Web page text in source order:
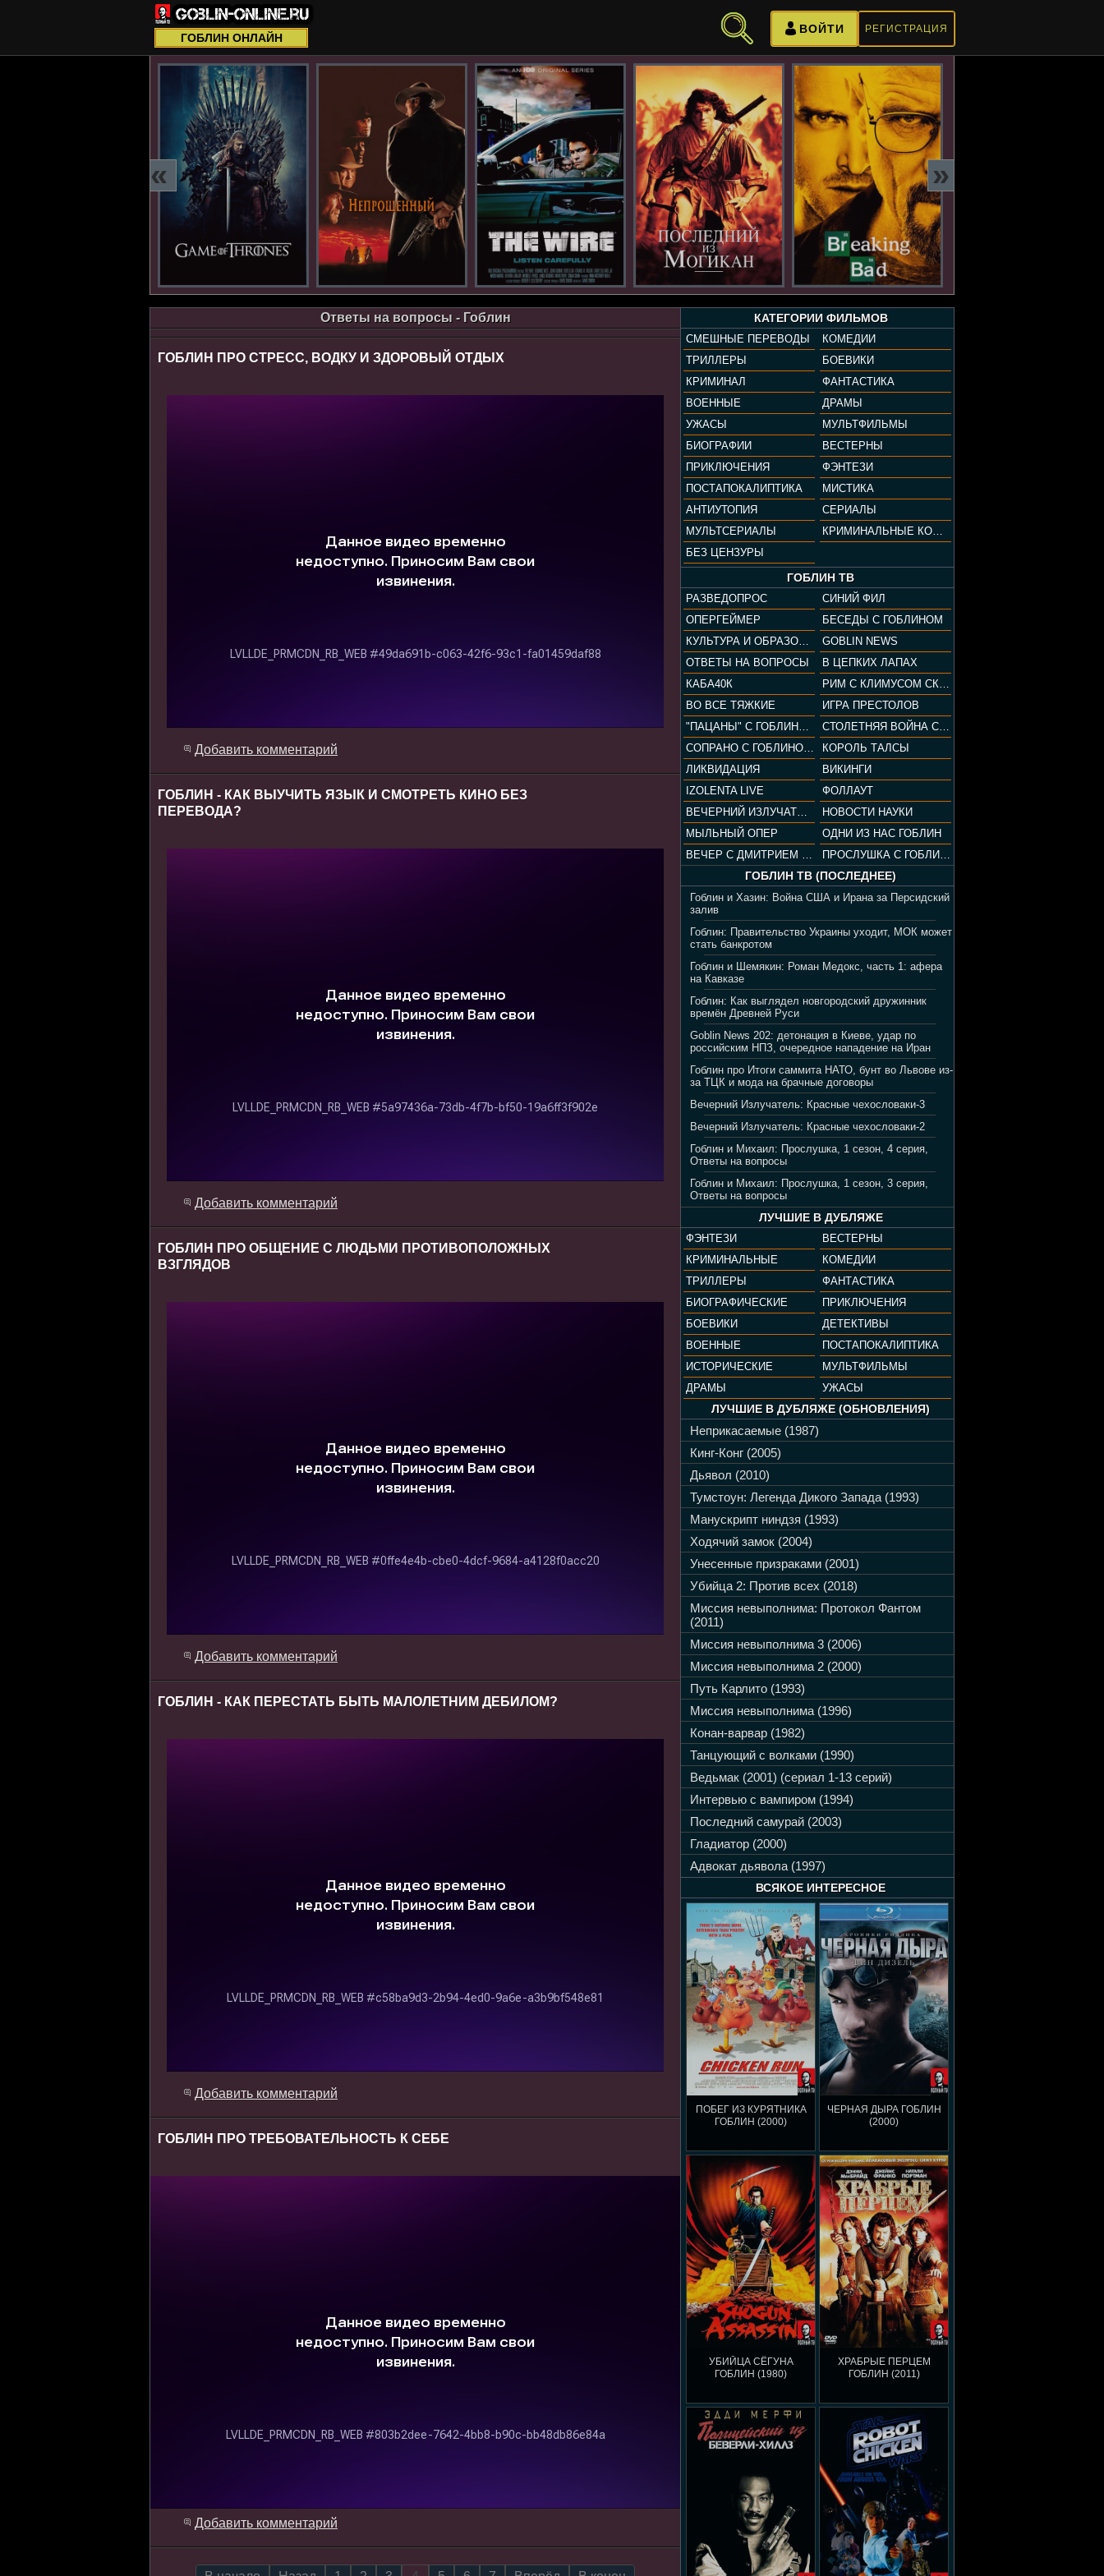
ГОБЛИН ОНЛАЙН
РЕГИСТРАЦИЯ
ВОЙТИ
« »
КАТЕГОРИИ ФИЛЬМОВ
СМЕШНЫЕ ПЕРЕВОДЫ
КОМЕДИИ
ТРИЛЛЕРЫ
БОЕВИКИ
КРИМИНАЛ
ФАНТАСТИКА
ВОЕННЫЕ
ДРАМЫ
УЖАСЫ
МУЛЬТФИЛЬМЫ
БИОГРАФИИ
ВЕСТЕРНЫ
ПРИКЛЮЧЕНИЯ
ФЭНТЕЗИ
ПОСТАПОКАЛИПТИКА
МИСТИКА
АНТИУТОПИЯ
СЕРИАЛЫ
МУЛЬТСЕРИАЛЫ
КРИМИНАЛЬНЫЕ КОМЕДИИ
БЕЗ ЦЕНЗУРЫ
ГОБЛИН ТВ
РАЗВЕДОПРОС
СИНИЙ ФИЛ
ОПЕРГЕЙМЕР
БЕСЕДЫ С ГОБЛИНОМ
КУЛЬТУРА И ОБРАЗОВАНИЕ
GOBLIN NEWS
ОТВЕТЫ НА ВОПРОСЫ
В ЦЕПКИХ ЛАПАХ
КАБА40К
РИМ С КЛИМУСОМ СКАРАБЕУСОМ
ВО ВСЕ ТЯЖКИЕ
ИГРА ПРЕСТОЛОВ
"ПАЦАНЫ" С ГОБЛИНОМ
СТОЛЕТНЯЯ ВОЙНА С КЛИМОМ ЖУКОВЫМ И ГОБЛИНОМ
СОПРАНО С ГОБЛИНОМ (РАЗБОР СЕРИАЛА)
КОРОЛЬ ТАЛСЫ
ЛИКВИДАЦИЯ
ВИКИНГИ
IZOLENTA LIVE
ФОЛЛАУТ
ВЕЧЕРНИЙ ИЗЛУЧАТЕЛЬ
НОВОСТИ НАУКИ
МЫЛЬНЫЙ ОПЕР
ОДНИ ИЗ НАС ГОБЛИН
ВЕЧЕР С ДМИТРИЕМ ПУЧКОВЫМ
ПРОСЛУШКА С ГОБЛИНОМ
ГОБЛИН ТВ (ПОСЛЕДНЕЕ)
Гоблин и Хазин: Война США и Ирана за Персидский
залив
Гоблин: Правительство Украины уходит, МОК может
стать банкротом
Гоблин и Шемякин: Роман Медокс, часть 1: афера
на Кавказе
Гоблин: Как выглядел новгородский дружинник
времён Древней Руси
Goblin News 202: детонация в Киеве, удар по
российским НПЗ, очередное нападение на Иран
Гоблин про Итоги саммита НАТО, бунт во Львове из-
за ТЦК и мода на брачные договоры
Вечерний Излучатель: Красные чехословаки-3
Вечерний Излучатель: Красные чехословаки-2
Гоблин и Михаил: Прослушка, 1 сезон, 4 серия,
Ответы на вопросы
Гоблин и Михаил: Прослушка, 1 сезон, 3 серия,
Ответы на вопросы
ЛУЧШИЕ В ДУБЛЯЖЕ
ФЭНТЕЗИ
ВЕСТЕРНЫ
КРИМИНАЛЬНЫЕ
КОМЕДИИ
ТРИЛЛЕРЫ
ФАНТАСТИКА
БИОГРАФИЧЕСКИЕ
ПРИКЛЮЧЕНИЯ
БОЕВИКИ
ДЕТЕКТИВЫ
ВОЕННЫЕ
ПОСТАПОКАЛИПТИКА
ИСТОРИЧЕСКИЕ
МУЛЬТФИЛЬМЫ
ДРАМЫ
УЖАСЫ
ЛУЧШИЕ В ДУБЛЯЖЕ (ОБНОВЛЕНИЯ)
Неприкасаемые (1987)
Кинг-Конг (2005)
Дьявол (2010)
Тумстоун: Легенда Дикого Запада (1993)
Манускрипт ниндзя (1993)
Ходячий замок (2004)
Унесенные призраками (2001)
Убийца 2: Против всех (2018)
Миссия невыполнима: Протокол Фантом
(2011)
Миссия невыполнима 3 (2006)
Миссия невыполнима 2 (2000)
Путь Карлито (1993)
Миссия невыполнима (1996)
Конан-варвар (1982)
Танцующий с волками (1990)
Ведьмак (2001) (сериал 1-13 серий)
Интервью с вампиром (1994)
Последний самурай (2003)
Гладиатор (2000)
Адвокат дьявола (1997)
ВСЯКОЕ ИНТЕРЕСНОЕ
ПОБЕГ ИЗ КУРЯТНИКА
ГОБЛИН (2000)
ЧЕРНАЯ ДЫРА ГОБЛИН
(2000)
УБИЙЦА СЁГУНА
ГОБЛИН (1980)
ХРАБРЫЕ ПЕРЦЕМ
ГОБЛИН (2011)
Ответы на вопросы - Гоблин
ГОБЛИН ПРО СТРЕСС, ВОДКУ И ЗДОРОВЫЙ ОТДЫХ
Добавить комментарий
ГОБЛИН - КАК ВЫУЧИТЬ ЯЗЫК И СМОТРЕТЬ КИНО БЕЗ
ПЕРЕВОДА?
Добавить комментарий
ГОБЛИН ПРО ОБЩЕНИЕ С ЛЮДЬМИ ПРОТИВОПОЛОЖНЫХ
ВЗГЛЯДОВ
Добавить комментарий
ГОБЛИН - КАК ПЕРЕСТАТЬ БЫТЬ МАЛОЛЕТНИМ ДЕБИЛОМ?
Добавить комментарий
ГОБЛИН ПРО ТРЕБОВАТЕЛЬНОСТЬ К СЕБЕ
Добавить комментарий